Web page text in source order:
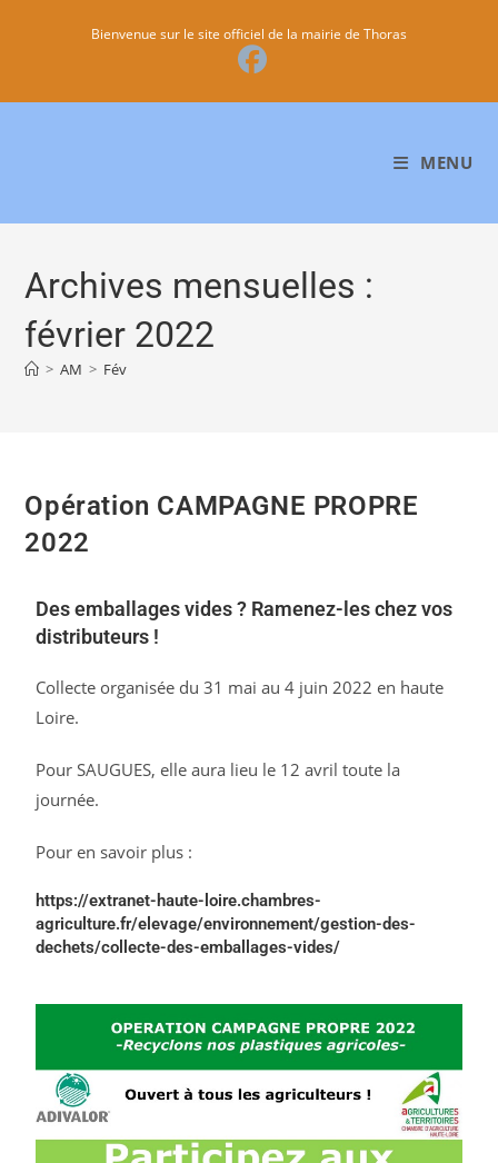
Bienvenue sur le site officiel de la mairie de Thoras
MENU
Archives mensuelles :
février 2022
> AM > Fév
Opération CAMPAGNE PROPRE
2022
Des emballages vides ? Ramenez-les chez vos
distributeurs !
Collecte organisée du 31 mai au 4 juin 2022 en haute
Loire.
Pour SAUGUES, elle aura lieu le 12 avril toute la
journée.
Pour en savoir plus :
https://extranet-haute-loire.chambres-
agriculture.fr/elevage/environnement/gestion-des-
dechets/collecte-des-emballages-vides/